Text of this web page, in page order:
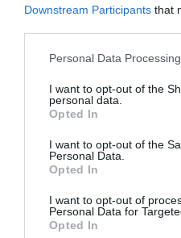
Downstream Participants that
Personal Data
I want to opt-out of the
personal data.
Opted In
I want to opt-out of the
Personal Data.
Opted In
I want to opt-out of
Personal Data for
Opted In
Tot això ajuda a generar
a mesura que avancen
preus per recuperar-se
de les primeres fases de
Tornem al xiclet del
benefici en cada
moment i canal just més